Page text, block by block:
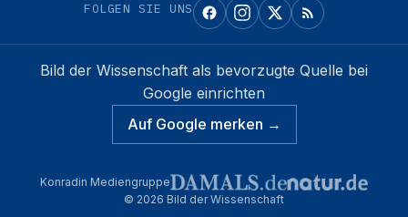
FOLGEN SIE UNS
Bild der Wissenschaft als bevorzugte Quelle bei
Google einrichten
Auf Google merken →
Konradin Mediengruppe
© 2026 Bild der Wissenschaft